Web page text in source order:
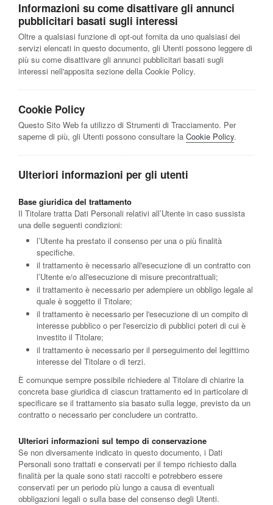
Informazioni su come disattivare gli annunci
pubblicitari basati sugli interessi
Oltre a qualsiasi funzione di opt-out fornita da uno qualsiasi dei
servizi elencati in questo documento, gli Utenti possono leggere di
più su come disattivare gli annunci pubblicitari basati sugli
interessi nell'apposita sezione della Cookie Policy.
Cookie Policy
Questo Sito Web fa utilizzo di Strumenti di Tracciamento. Per
saperne di più, gli Utenti possono consultare la Cookie Policy.
Ulteriori informazioni per gli utenti
Base giuridica del trattamento
Il Titolare tratta Dati Personali relativi all’Utente in caso sussista
una delle seguenti condizioni:
l’Utente ha prestato il consenso per una o più finalità
specifiche.
il trattamento è necessario all'esecuzione di un contratto con
l’Utente e/o all'esecuzione di misure precontrattuali;
il trattamento è necessario per adempiere un obbligo legale al
quale è soggetto il Titolare;
il trattamento è necessario per l'esecuzione di un compito di
interesse pubblico o per l'esercizio di pubblici poteri di cui è
investito il Titolare;
il trattamento è necessario per il perseguimento del legittimo
interesse del Titolare o di terzi.
È comunque sempre possibile richiedere al Titolare di chiarire la
concreta base giuridica di ciascun trattamento ed in particolare di
specificare se il trattamento sia basato sulla legge, previsto da un
contratto o necessario per concludere un contratto.
Ulteriori informazioni sul tempo di conservazione
Se non diversamente indicato in questo documento, i Dati
Personali sono trattati e conservati per il tempo richiesto dalla
finalità per la quale sono stati raccolti e potrebbero essere
conservati per un periodo più lungo a causa di eventuali
obbligazioni legali o sulla base del consenso degli Utenti.